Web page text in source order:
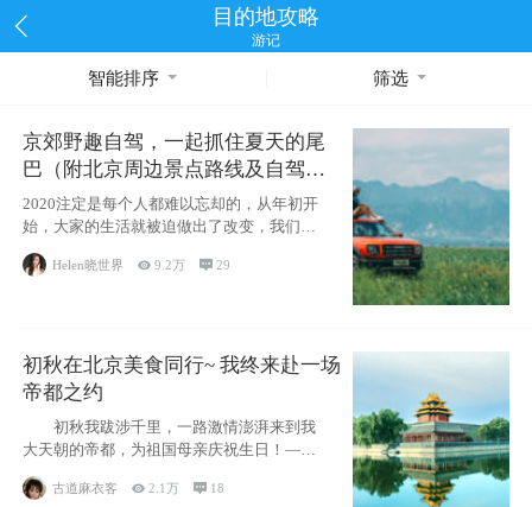
目的地攻略
游记
智能排序 筛选
京郊野趣自驾，一起抓住夏天的尾
巴（附北京周边景点路线及自驾攻
略）
2020注定是每个人都难以忘却的，从年初开
始，大家的生活就被迫做出了改变，我们也
不例外。本来双双辞职是为
Helen晓世界 9.2万 29
初秋在北京美食同行~ 我终来赴一场
帝都之约
初秋我跋涉千里，一路激情澎湃来到我
大天朝的帝都，为祖国母亲庆祝生日！——
古道麻衣客 2.1万  18